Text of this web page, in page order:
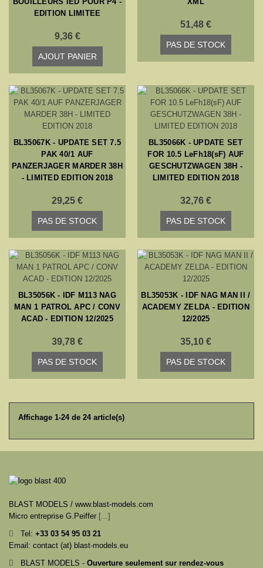
EDITION LIMITEE
9,36 €
AJOUT PANIER
51,48 €
PAS DE STOCK
BL35067K - UPDATE SET 7.5
PAK 40/1 AUF
PANZERJAGER MARDER 38H
- LIMITED EDITION 2018
29,25 €
PAS DE STOCK
BL35066K - UPDATE SET
FOR 10.5 LeFh18(sF) AUF
GESCHUTZWAGEN 38H -
LIMITED EDITION 2018
32,76 €
PAS DE STOCK
BL35056K - IDF M113 NAG
MAN 1 PATROL APC / CONV
ACAD - EDITION 12/2025
39,78 €
PAS DE STOCK
BL35053K - IDF NAG MAN II /
ACADEMY ZELDA - EDITION
12/2025
35,10 €
PAS DE STOCK
Affichage 1-24 de 24 article(s)
BLAST MODELS / www.blast-models.com
Micro entreprise G.Peiffer [...]
Tel: +33 03 54 95 03 21
Email: contact (at) blast-models.eu
BLAST MODELS - Ouverture seulement sur rendez-vous